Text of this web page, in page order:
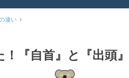
違い
『自首』と『出頭